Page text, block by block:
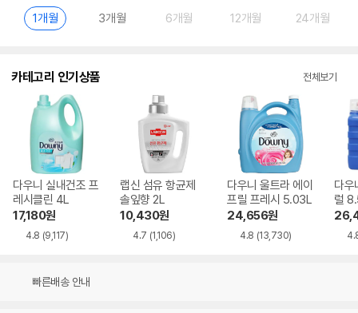
1개월 3개월 6개월 12개월 24개월
카테고리 인기상품 전체보기
다우니 실내건조 프
레시클린 4L
17,180원
4.8 (9,117)
랩신 섬유 항균제
솔잎향 2L
10,430원
4.7 (1,106)
다우니 울트라 에이
프릴 프레시 5.03L
24,656원
4.8 (13,730)
다우
럴
빠른배송 안내